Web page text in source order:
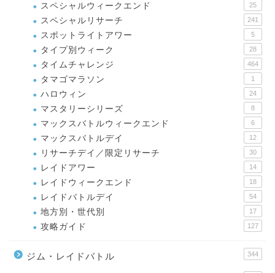
スペシャルウィークエンド 25
スペシャルリサーチ 241
スポットライトアワー 5
タイプ別ウィーク 28
タイムチャレンジ 464
タマゴマラソン 1
ハロウィン 24
マスタリーシリーズ 8
マックスバトルウィークエンド 6
マックスバトルデイ 12
リサーチデイ／限定リサーチ 30
レイドアワー 14
レイドウィークエンド 18
レイドバトルデイ 54
地方別・世代別 17
攻略ガイド 127
ジム・レイドバトル 344